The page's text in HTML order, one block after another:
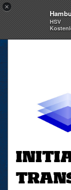
×
HSV
skip_navigation